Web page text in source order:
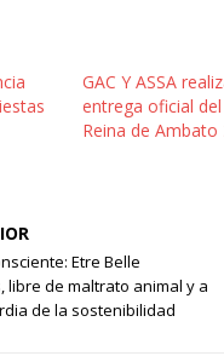
GAC Y ASSA
entrega oficial
Reina de Ambato
Etre Belle
libre de maltrato animal y a
de la sostenibilidad